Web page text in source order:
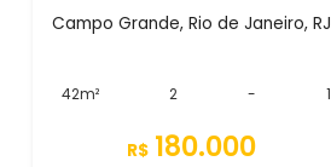
Campo Grande, Rio de Janeiro, RJ
42m² 2 - 1
R$ 180.000